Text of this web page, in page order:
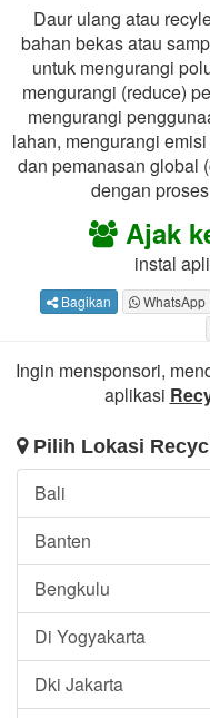
Daur ulang atau
bahan bekas atau
untuk mengurangi
mengurangi (reduce)
mengurangi
lahan, mengurangi
dan pemanasan global
dengan
Ajak
instal
Bagikan WhatsApp
Ingin mensponsori,
aplikasi
Pilih Lokasi
Bali
Banten
Bengkulu
Di Yogyakarta
Dki Jakarta